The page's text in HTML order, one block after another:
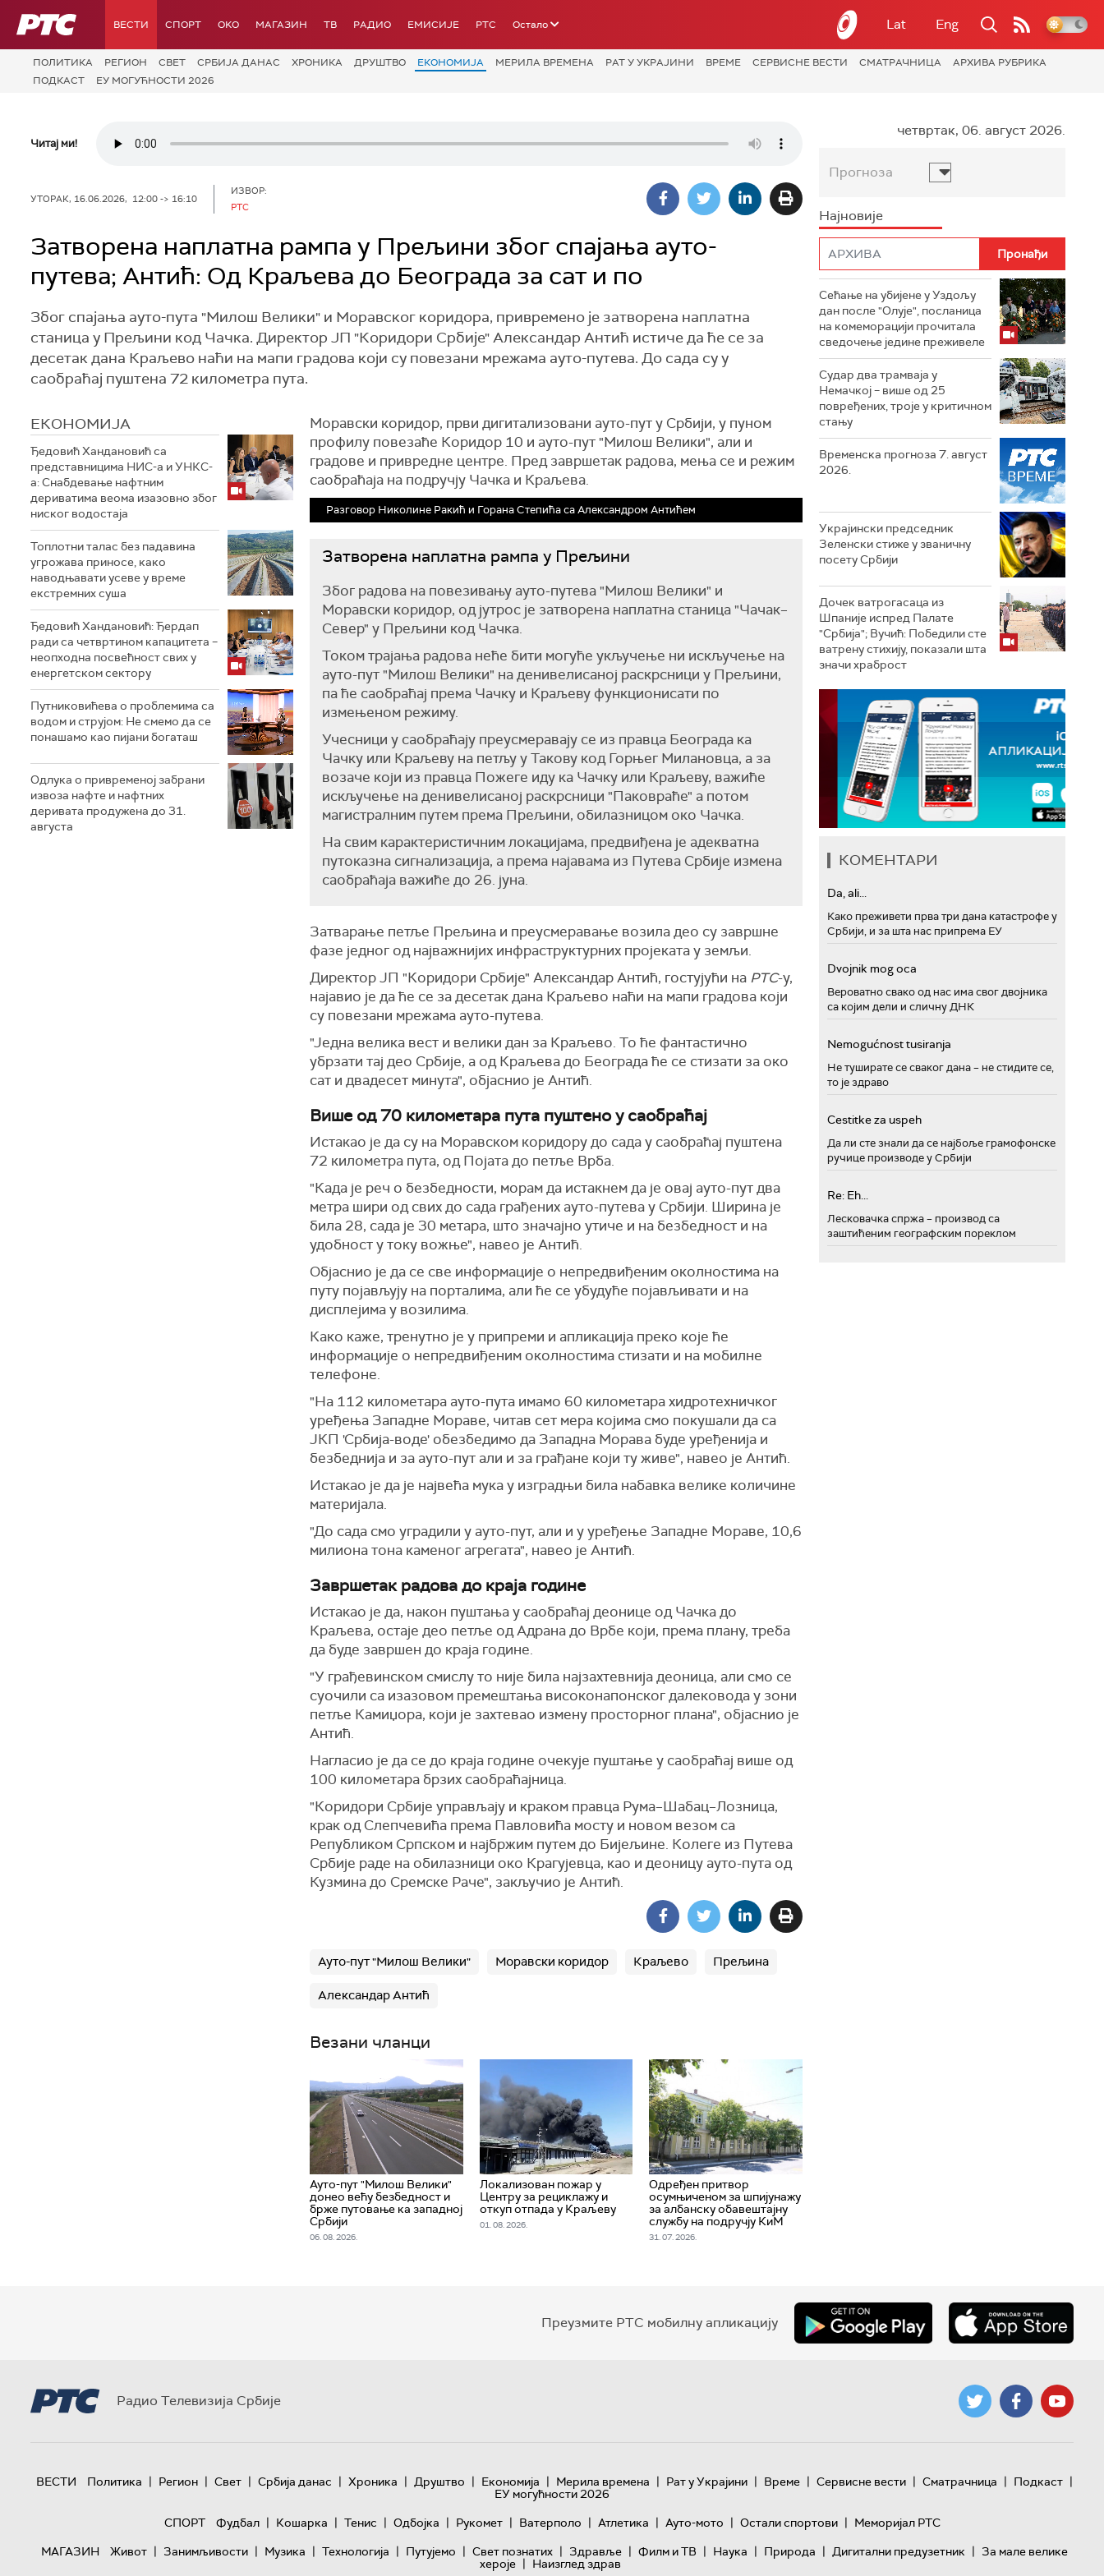
РТС ВЕСТИ СПОРТ OKO МАГАЗИН ТВ РАДИО ЕМИСИЈЕ РТС Остало Lat Eng
ПОЛИТИКА РЕГИОН СВЕТ СРБИЈА ДАНАС ХРОНИКА ДРУШТВО ЕКОНОМИЈА МЕРИЛА ВРЕМЕНА РАТ У УКРАЈИНИ ВРЕМЕ СЕРВИСНЕ ВЕСТИ СМАТРАЧНИЦА
АРХИВА РУБРИКА
ПОДКАСТ
ЕУ МОГУЋНОСТИ 2026
Читај ми!
УТОРАК, 16.06.2026, 12:00 -> 16:10
ИЗВОР:
РТС
Затворена наплатна рампа у Прељини због спајања ауто-
путева; Антић: Од Краљева до Београда за сат и по
Због спајања ауто-пута "Милош Велики" и Моравског коридора, привремено је затворена наплатна
станица у Прељини код Чачка. Директор ЈП "Коридори Србије" Александар Антић истиче да ће се за
десетак дана Краљево наћи на мапи градова који су повезани мрежама ауто-путева. До сада су у
саобраћај пуштена 72 километра пута.
ЕКОНОМИЈА
Ђедовић Хандановић са
представницима НИС-а и УНКС-
а: Снабдевање нафтним
дериватима веома изазовно због
ниског водостаја
Топлотни талас без падавина
угрожава приносе, како
наводњавати усеве у време
екстремних суша
Ђедовић Хандановић: Ђердап
ради са четвртином капацитета –
неопходна посвећност свих у
енергетском сектору
Путниковићева о проблемима са
водом и струјом: Не смемо да се
понашамо као пијани богаташ
Одлука о привременој забрани
извоза нафте и нафтних
деривата продужена до 31.
августа
Моравски коридор, први дигитализовани ауто-пут у Србији, у пуном
профилу повезаће Коридор 10 и ауто-пут "Милош Велики", али и
градове и привредне центре. Пред завршетак радова, мења се и режим
саобраћаја на подручју Чачка и Краљева.
Разговор Николине Ракић и Горана Степића са Александром Антићем
Затворена наплатна рампа у Прељини
Због радова на повезивању ауто-путева "Милош Велики" и
Моравски коридор, од јутрос је затворена наплатна станица "Чачак–
Север" у Прељини код Чачка.
Током трајања радова неће бити могуће укључење ни искључење на
ауто-пут "Милош Велики" на денивелисаној раскрсници у Прељини,
па ће саобраћај према Чачку и Краљеву функционисати по
измењеном режиму.
Учесници у саобраћају преусмеравају се из правца Београда ка
Чачку или Краљеву на петљу у Такову код Горњег Милановца, а за
возаче који из правца Пожеге иду ка Чачку или Краљеву, важиће
искључење на денивелисаној раскрсници "Паковраће" а потом
магистралним путем према Прељини, обилазницом око Чачка.
На свим карактеристичним локацијама, предвиђена је адекватна
путоказна сигнализација, а према најавама из Путева Србије измена
саобраћаја важиће до 26. јуна.
Затварање петље Прељина и преусмеравање возила део су завршне
фазе једног од најважнијих инфраструктурних пројеката у земљи.
Директор ЈП "Коридори Србије" Александар Антић, гостујући на РТС-у,
најавио је да ће се за десетак дана Краљево наћи на мапи градова који
су повезани мрежама ауто-путева.
"Једна велика вест и велики дан за Краљево. То ће фантастично
убрзати тај део Србије, а од Краљева до Београда ће се стизати за око
сат и двадесет минута", објаснио је Антић.
Више од 70 километара пута пуштено у саобраћај
Истакао је да су на Моравском коридору до сада у саобраћај пуштена
72 километра пута, од Појата до петље Врба.
"Када је реч о безбедности, морам да истакнем да је овај ауто-пут два
метра шири од свих до сада грађених ауто-путева у Србији. Ширина је
била 28, сада је 30 метара, што значајно утиче и на безбедност и на
удобност у току вожње", навео је Антић.
Објаснио је да се све информације о непредвиђеним околностима на
путу појављују на порталима, али ће се убудуће појављивати и на
дисплејима у возилима.
Како каже, тренутно је у припреми и апликација преко које ће
информације о непредвиђеним околностима стизати и на мобилне
телефоне.
"На 112 километара ауто-пута имамо 60 километара хидротехничког
уређења Западне Мораве, читав сет мера којима смо покушали да са
ЈКП 'Србија-воде' обезбедимо да Западна Морава буде уређенија и
безбеднија и за ауто-пут али и за грађане који ту живе", навео је Антић.
Истакао је да је највећа мука у изградњи била набавка велике количине
материјала.
"До сада смо уградили у ауто-пут, али и у уређење Западне Мораве, 10,6
милиона тона каменог агрегата", навео је Антић.
Завршетак радова до краја године
Истакао је да, након пуштања у саобраћај деонице од Чачка до
Краљева, остаје део петље од Адрана до Врбе који, према плану, треба
да буде завршен до краја године.
"У грађевинском смислу то није била најзахтевнија деоница, али смо се
суочили са изазовом премештања високонапонског далековода у зони
петље Камиџора, који је захтевао измену просторног плана", објаснио је
Антић.
Нагласио је да се до краја године очекује пуштање у саобраћај више од
100 километара брзих саобраћајница.
"Коридори Србије управљају и краком правца Рума–Шабац–Лозница,
крак од Слепчевића према Павловића мосту и новом везом са
Републиком Српском и најбржим путем до Бијељине. Колеге из Путева
Србије раде на обилазници око Крагујевца, као и деоницу ауто-пута од
Кузмина до Сремске Раче", закључио је Антић.
Ауто-пут "Милош Велики" Моравски коридор Краљево Прељина
Александар Антић
Везани чланци
Ауто-пут "Милош Велики"
донео већу безбедност и
брже путовање ка западној
Србији
06. 08. 2026.
Локализован пожар у
Центру за рециклажу и
откуп отпада у Краљеву
01. 08. 2026.
Одређен притвор
осумњиченом за шпијунажу
за албанску обавештајну
службу на подручју КиМ
31. 07. 2026.
четвртак, 06. август 2026.
Прогноза
Најновије
Сећање на убијене у Уздољу
дан после "Олује", посланица
на комеморацији прочитала
сведочење једине преживеле
Судар два трамваја у
Немачкој – више од 25
повређених, троје у критичном
стању
Временска прогноза 7. август
2026.
Украјински председник
Зеленски стиже у званичну
посету Србији
Дочек ватрогасаца из
Шпаније испред Палате
"Србија"; Вучић: Победили сте
ватрену стихију, показали шта
значи храброст
КОМЕНТАРИ
Da, ali...
Како преживети прва три дана катастрофе у
Србији, и за шта нас припрема ЕУ
Dvojnik mog oca
Вероватно свако од нас има свог двојника
са којим дели и сличну ДНК
Nemogućnost tusiranja
Не туширате се сваког дана – не стидите се,
то је здраво
Cestitke za uspeh
Да ли сте знали да се најбоље грамофонске
ручице производе у Србији
Re: Eh...
Лесковачка спржа – производ са
заштићеним географским пореклом
Преузмите РТС мобилну апликацију
Радио Телевизија Србије
ВЕСТИ Политика | Регион | Свет | Србија данас | Хроника | Друштво | Економија | Мерила времена | Рат у Украјини | Време | Сервисне вести | Сматрачница | Подкаст |
ЕУ могућности 2026
СПОРТ
Фудбал | Кошарка | Тенис | Одбојка | Рукомет | Ватерполо | Атлетика | Ауто-мото | Остали спортови | Меморијал РТС
МАГАЗИН
Живот | Занимљивости | Музика | Технологијa | Путујемо | Свет познатих | Здравље | Филм и ТВ | Наука | Природа | Дигитални предузетник | За мале велике
хероје | Наизглед здрав